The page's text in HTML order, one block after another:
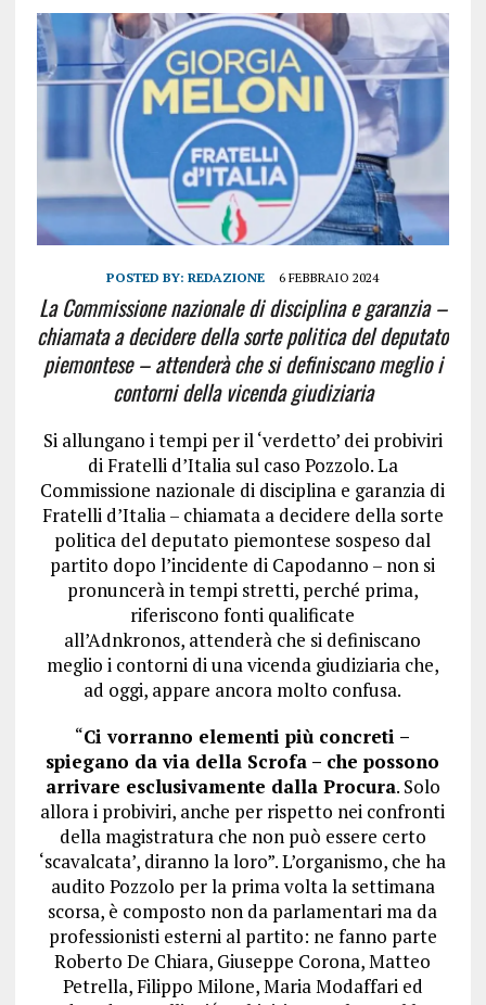
POSTED BY:REDAZIONE 6 FEBBRAIO 2024
La Commissione nazionale di disciplina e garanzia –
chiamata a decidere della sorte politica del deputato
piemontese – attenderà che si definiscano meglio i
contorni della vicenda giudiziaria
Si allungano i tempi per il ‘verdetto’ dei probiviri
di Fratelli d’Italia sul caso Pozzolo. La
Commissione nazionale di disciplina e garanzia di
Fratelli d’Italia – chiamata a decidere della sorte
politica del deputato piemontese sospeso dal
partito dopo l’incidente di Capodanno – non si
pronuncerà in tempi stretti, perché prima,
riferiscono fonti qualificate
all’Adnkronos, attenderà che si definiscano
meglio i contorni di una vicenda giudiziaria che,
ad oggi, appare ancora molto confusa.
“Ci vorranno elementi più concreti –
spiegano da via della Scrofa – che possono
arrivare esclusivamente dalla Procura. Solo
allora i probiviri, anche per rispetto nei confronti
della magistratura che non può essere certo
‘scavalcata’, diranno la loro”. L’organismo, che ha
audito Pozzolo per la prima volta la settimana
scorsa, è composto non da parlamentari ma da
professionisti esterni al partito: ne fanno parte
Roberto De Chiara, Giuseppe Corona, Matteo
Petrella, Filippo Milone, Maria Modaffari ed